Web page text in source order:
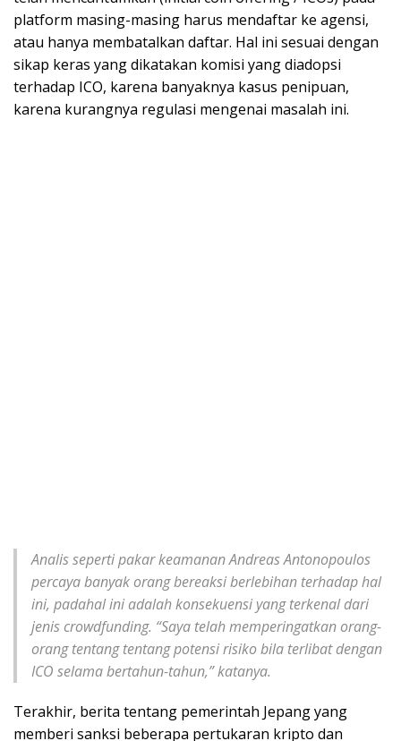
platform masing-masing harus mendaftar ke agensi,
atau hanya membatalkan daftar. Hal ini sesuai dengan
sikap keras yang dikatakan komisi yang diadopsi
terhadap ICO, karena banyaknya kasus penipuan,
karena kurangnya regulasi mengenai masalah ini.
Analis seperti pakar keamanan Andreas Antonopoulos
percaya banyak orang bereaksi berlebihan terhadap hal
ini, padahal ini adalah konsekuensi yang terkenal dari
jenis crowdfunding. “Saya telah memperingatkan orang-
orang tentang tentang potensi risiko bila terlibat dengan
ICO selama bertahun-tahun,” katanya.
Terakhir, berita tentang pemerintah Jepang yang
memberi sanksi beberapa pertukaran kripto dan